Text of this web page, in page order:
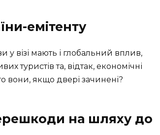
емітенту
візі мають і глобальний вплив,
туристів та, відтак, економічні
вони, якщо двері зачинені?
на шляху до